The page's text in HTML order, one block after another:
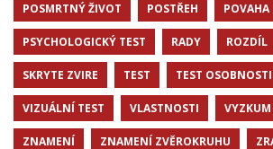
POSMRTNÝ ŽIVOT POSTŘEH POVAHA
PSYCHOLOGICKÝ TEST RADY ROZDÍL
SKRYTE ZVIRE TEST TEST OSOBNOSTI
VIZUÁLNÍ TEST VLASTNOSTI VYZKUM
ZNAMENÍ ZNAMENÍ ZVĚROKRUHU